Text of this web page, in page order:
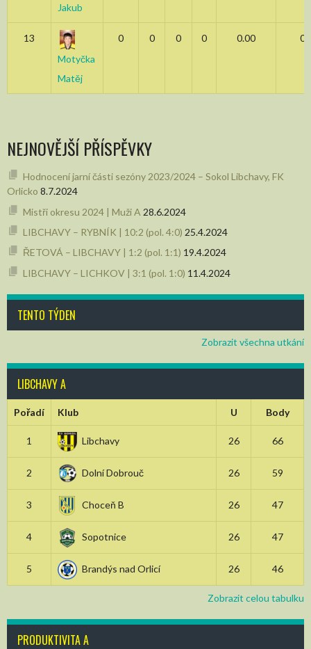
Jakub
13
Motyčka
Matěj
0 0 0 0 0.00
NEJNOVĚJŠÍ PŘÍSPĚVKY
Hodnocení jarní části sezóny 2023/2024 – Sokol Libchavy, FK
Orlicko 8.7.2024
Mistři okresu 2024 | Muži A 28.6.2024
LIBCHAVY – RYBNÍK | 10:2 (pol. 4:0) 25.4.2024
ŘETOVÁ – LIBCHAVY | 1:2 (pol. 1:1) 19.4.2024
LIBCHAVY – LICHKOV | 3:1 (pol. 1:0) 11.4.2024
TENTO TÝDEN
Zobrazit všechna utkání
LIBCHAVY A
Pořadí Klub U Body
1 Libchavy 26 66
2 Dolní Dobrouč 26 59
3 Choceň B 26 47
4 Sopotnice 26 47
5 Brandýs nad Orlicí 26 46
Zobrazit celou tabulku
PRODUKTIVITA A